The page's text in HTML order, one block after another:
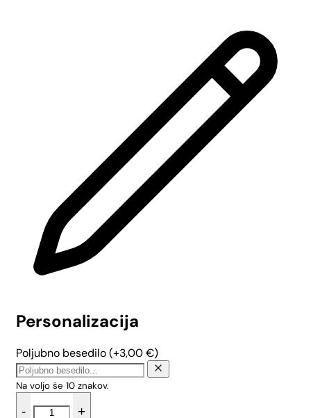
Personalizacija
Poljubno besedilo(+3,00€)
Na voljo še 10 znakov.
- +